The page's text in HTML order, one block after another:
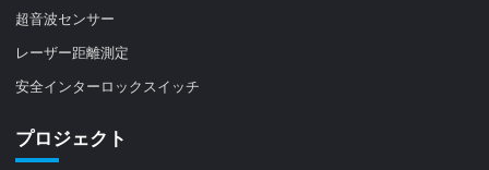
超音波センサー
レーザー距離測定
安全インターロックスイッチ
プロジェクト